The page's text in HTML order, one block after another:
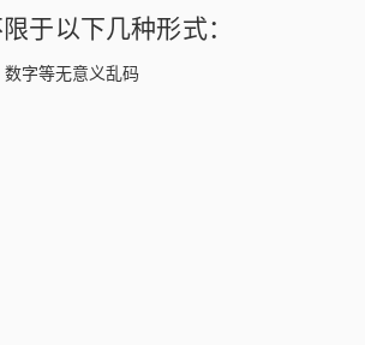
于以下几种形式：
字等无意义乱码